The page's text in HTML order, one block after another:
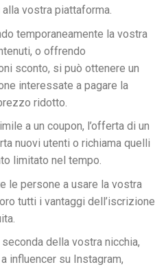
vostra piattaforma.
temporaneamente la vostra
o offrendo
sconto, si può ottenere un
interessate a pagare la
ridotto.
a un coupon, l’offerta di un
nuovi utenti o richiama quelli
limitato nel tempo.
le persone a usare la vostra
tutti i vantaggi dell’iscrizione
seconda della vostra nicchia,
influencer su Instagram,